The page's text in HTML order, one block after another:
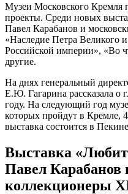
Музеи Московского Кремля
проекты. Среди новых
Павел Карабанов и
«Наследие Петра Великого
Российской империи», «Во
другие.
На днях генеральный
Е.Ю. Гагарина рассказала о
году. На следующий год
которых пройдут в Кремле,
выставка состоится в
Выставка
Павел Карабанов
коллекционеры